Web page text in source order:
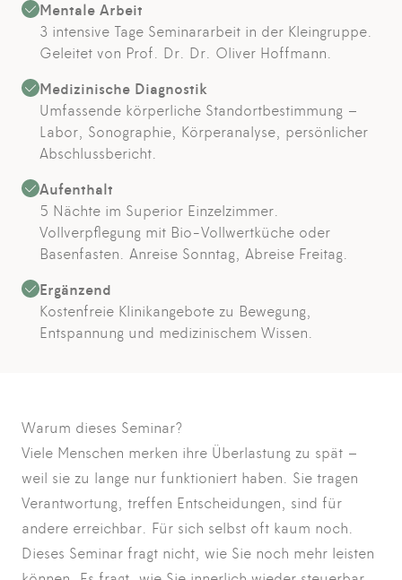
Mentale Arbeit
3 intensive Tage Seminararbeit in der Kleingruppe.
Geleitet von Prof. Dr. Dr. Oliver Hoffmann.
Medizinische Diagnostik
Umfassende körperliche Standortbestimmung –
Labor, Sonographie, Körperanalyse, persönlicher
Abschlussbericht.
Aufenthalt
5 Nächte im Superior Einzelzimmer.
Vollverpflegung mit Bio-Vollwertküche oder
Basenfasten. Anreise Sonntag, Abreise Freitag.
Ergänzend
Kostenfreie Klinikangebote zu Bewegung,
Entspannung und medizinischem Wissen.
Warum dieses Seminar?
Viele Menschen merken ihre Überlastung zu spät –
weil sie zu lange nur funktioniert haben. Sie tragen
Verantwortung, treffen Entscheidungen, sind für
andere erreichbar. Für sich selbst oft kaum noch.
Dieses Seminar fragt nicht, wie Sie noch mehr leisten